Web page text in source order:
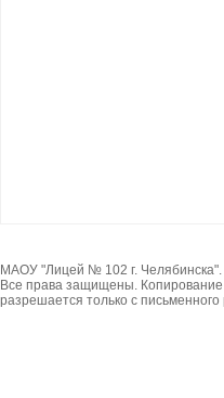
МАОУ "Лицей № 102 г.
Все права защищены.
разрешается только с